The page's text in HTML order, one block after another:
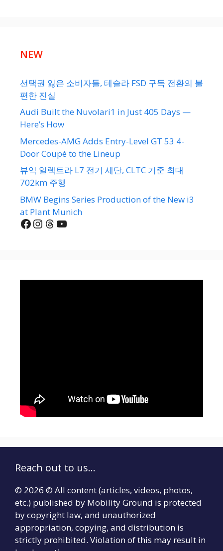
NEW
선택권 잃은 소비자들, 테슬라 FSD 구독 전환의 불
편한 진실
Audi Built the Nuvolari1 in Just 405 Days —
Here’s How
Mercedes-AMG Adds Entry-Level GT 53 4-
Door Coupé to the Lineup
뷰익 일렉트라 L7 전기 세단, CLTC 기준 최대
702km 주행
BMW Begins Series Production of the New i3
at Plant Munich
Facebook
Instagram
Threads
YouTube
Reach out to us...
© 2026 © All content (articles, videos, photos,
etc.) published by Mobility Ground is protected
by copyright law, and unauthorized
appropriation, copying, and distribution is
strictly prohibited. Violation of this may result in